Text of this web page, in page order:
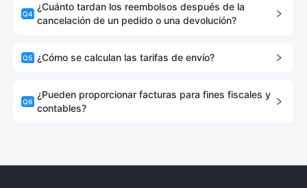
Q4
¿Cuánto tardan los reembolsos después de la
cancelación de un pedido o una devolución?
Q5 ¿Cómo se calculan las tarifas de envío?
Q6
¿Pueden proporcionar facturas para fines fiscales y
contables?